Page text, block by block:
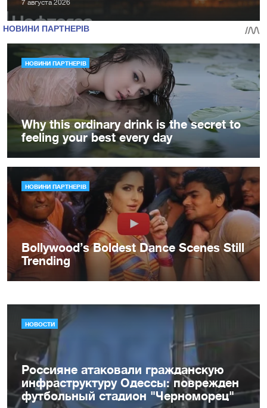
7 августа 2026
НОВОСТИ
Россияне атаковали гражданскую
инфраструктуру Одессы: поврежден
футбольный стадион "Черноморец"